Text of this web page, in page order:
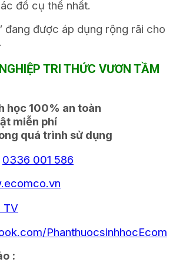
đồ cụ thể nhất.
đang được áp dụng rộng rãi cho
TRI THỨC VƯƠN TẦM
học 100% an toàn
miễn phí
quá trình sử dụng
0336 001 586
TV
PhanthuocsinhhocEcom
: